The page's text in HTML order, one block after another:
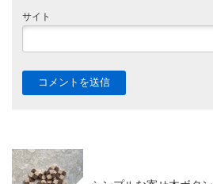
サイト